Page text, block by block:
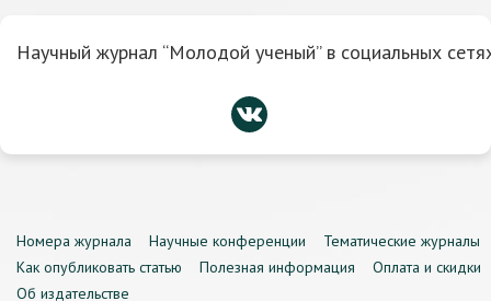
Научный журнал “Молодой ученый” в социальных
Номера журнала Научные конференции
Тематические журналы
Как опубликовать статью
Полезная информация
Оплата и скидки
Об издательстве